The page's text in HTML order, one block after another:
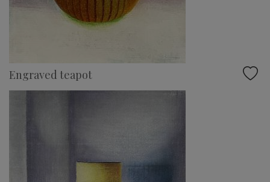
Engraved teapot